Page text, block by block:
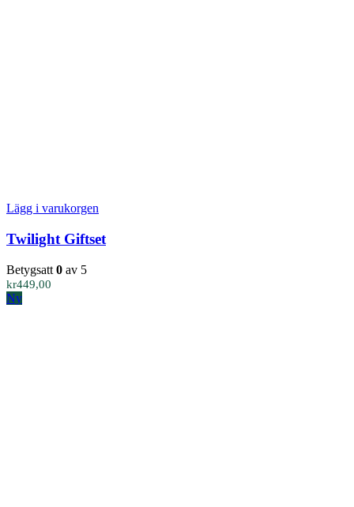
Lägg i varukorgen
Twilight Giftset
Betygsatt 0 av 5
kr449,00
Ny